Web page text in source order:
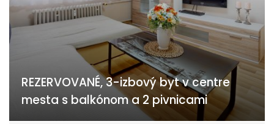
REZERVOVANÉ, 3-izbový byt v centre
mesta s balkónom a 2 pivnicami